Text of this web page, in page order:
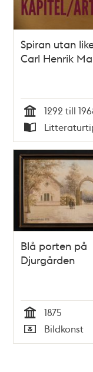
Spiran utan
Carl Henrik
Tid
1292 till
Typ
Blå porten på
Djurgården
Tid
1875
Typ
Bildkonst